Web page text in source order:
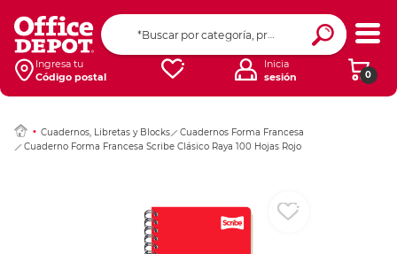
Ingresa tu
Código postal
0
Inicia
sesión
Cuadernos, Libretas y Blocks
Cuadernos Forma Francesa
Cuaderno Forma Francesa Scribe Clásico Raya 100 Hojas Rojo
Ingresar Codigo